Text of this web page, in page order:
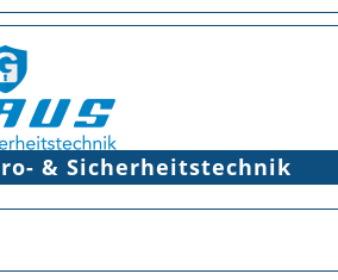
& Sicherheitstechnik